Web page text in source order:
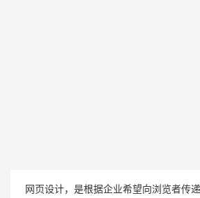
案例展示五